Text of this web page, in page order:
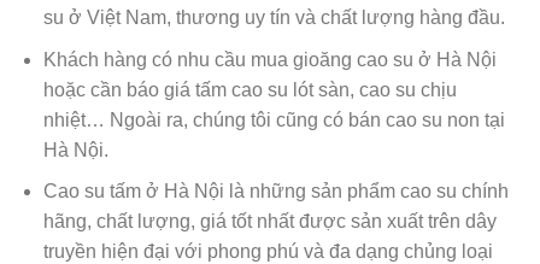
su ở Việt Nam, thương uy tín và chất lượng hàng đầu.
Khách hàng có nhu cầu mua gioăng cao su ở Hà Nội
hoặc cần báo giá tấm cao su lót sàn, cao su chịu
nhiệt… Ngoài ra, chúng tôi cũng có bán cao su non tại
Hà Nội.
Cao su tấm ở Hà Nội là những sản phẩm cao su chính
hãng, chất lượng, giá tốt nhất được sản xuất trên dây
truyền hiện đại với phong phú và đa dạng chủng loại